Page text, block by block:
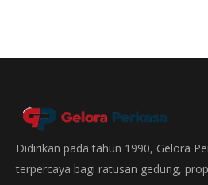
Didirikan pada tahun 1990, Gelora
terpercaya bagi ratusan gedung,